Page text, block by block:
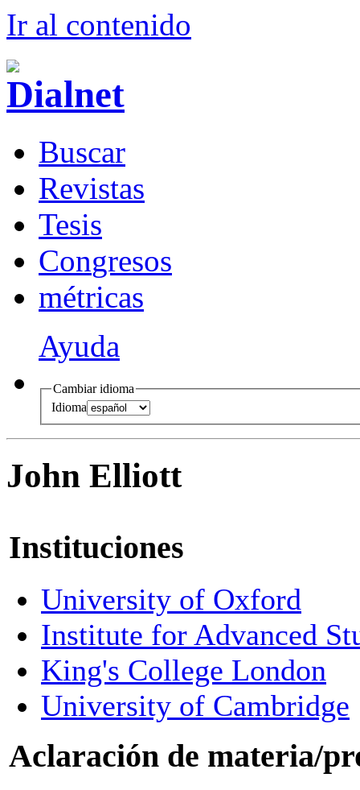
Ir al contenido
Buscar
Revistas
Tesis
Congresos
métricas
Ayuda
Cambiar idioma
Idioma
John Elliott
Instituciones
University of Oxford
Institute for Advanced
King's College London
University of Cambridge
Aclaración de materia/